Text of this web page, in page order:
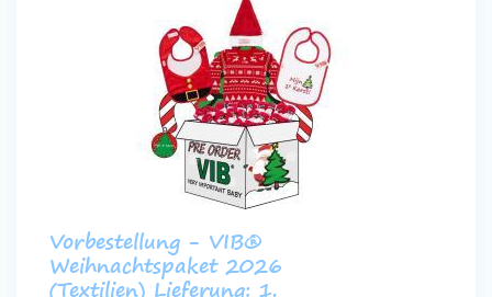
Vorbestellung - VIB®
Weihnachtspaket 2026